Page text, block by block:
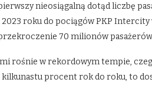
nieosiągalną dotąd liczbę
roku do pociągów PKP Intercity
70 milionów
rośnie w rekordowym tempie,
procent rok do roku, to